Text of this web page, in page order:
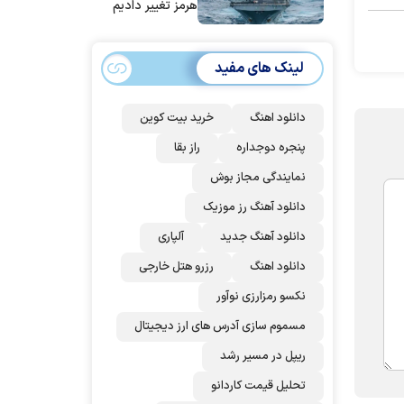
هرمز تغییر دادیم
لینک های مفید
دانلود اهنگ
خرید بیت کوین
پنجره دوجداره
راز بقا
نمایندگی مجاز بوش
دانلود آهنگ رز‌ موزیک
دانلود آهنگ جدید
آلپاری
دانلود اهنگ
رزرو هتل خارجی
نکسو رمزارزی نوآور
مسموم سازی آدرس های ارز دیجیتال
ریپل در مسیر رشد
تحلیل قیمت کاردانو